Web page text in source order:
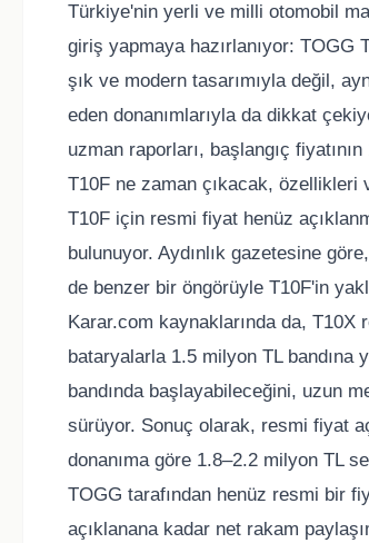
Türkiye'nin yerli ve milli otomobil
giriş yapmaya hazırlanıyor: TOGG
şık ve modern tasarımıyla değil,
eden donanımlarıyla da dikkat
uzman raporları, başlangıç
T10F ne zaman çıkacak, özellikleri
T10F için resmi fiyat henüz
bulunuyor. Aydınlık gazetesine
de benzer bir öngörüyle T10F'in
Karar.com kaynaklarında da, T10X
bataryalarla 1.5 milyon TL
bandında başlayabileceğini, uzun
sürüyor. Sonuç olarak, resmi fiyat
donanıma göre 1.8–2.2 milyon TL
TOGG tarafından henüz resmi bir
açıklanana kadar net rakam